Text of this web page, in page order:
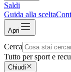
Saldi
Guida alla scelta
Apri
Cerca
Tutto per sport e
Chiudi